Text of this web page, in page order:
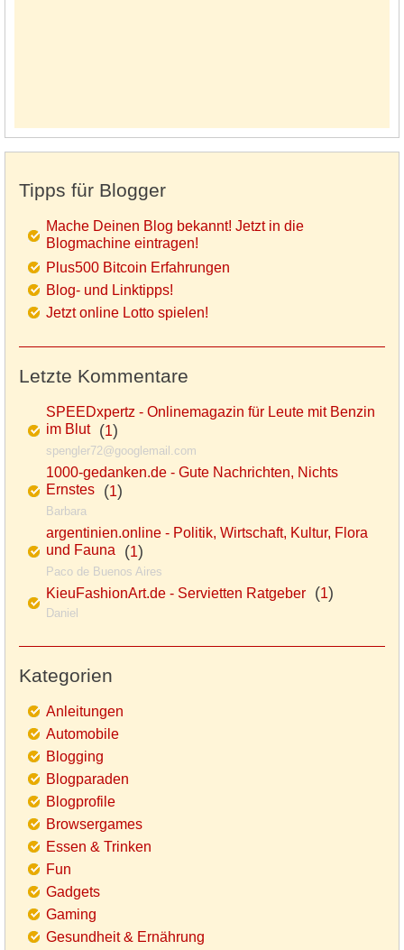
Tipps für Blogger
Mache Deinen Blog bekannt! Jetzt in die
Blogmachine eintragen!
Plus500 Bitcoin Erfahrungen
Blog- und Linktipps!
Jetzt online Lotto spielen!
Letzte Kommentare
SPEEDxpertz - Onlinemagazin für Leute mit Benzin
im Blut(1)
spengler72@googlemail.com
1000-gedanken.de - Gute Nachrichten, Nichts
Ernstes (1)
Barbara
argentinien.online - Politik, Wirtschaft, Kultur, Flora
und Fauna (1)
Paco de Buenos Aires
KieuFashionArt.de - Servietten Ratgeber (1)
Daniel
Kategorien
Anleitungen
Automobile
Blogging
Blogparaden
Blogprofile
Browsergames
Essen & Trinken
Fun
Gadgets
Gaming
Gesundheit & Ernährung